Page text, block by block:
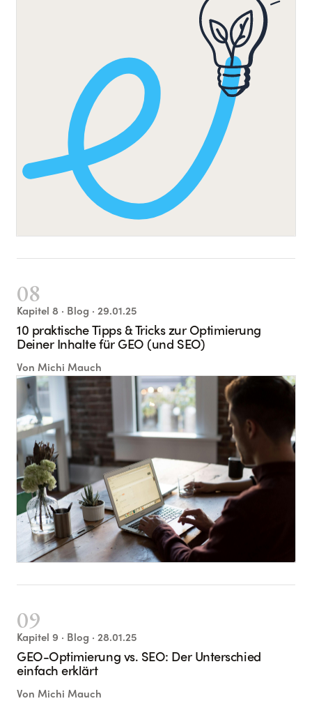
08
Kapitel 8 · Blog · 29.01.25
10 praktische Tipps & Tricks zur Optimierung
Deiner Inhalte für GEO (und SEO)
Von Michi Mauch
09
Kapitel 9 · Blog · 28.01.25
GEO-Optimierung vs. SEO: Der Unterschied
einfach erklärt
Von Michi Mauch